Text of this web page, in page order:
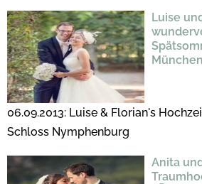
Luise
München
06.09.2013: Luise & Florian's
Schloss Nymphenburg
Anita